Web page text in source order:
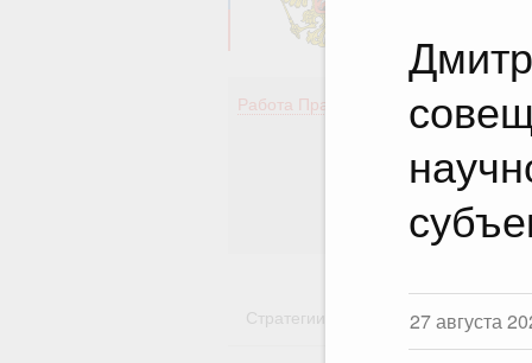
27 августа
Работа Правительства
Стратегии Государственные